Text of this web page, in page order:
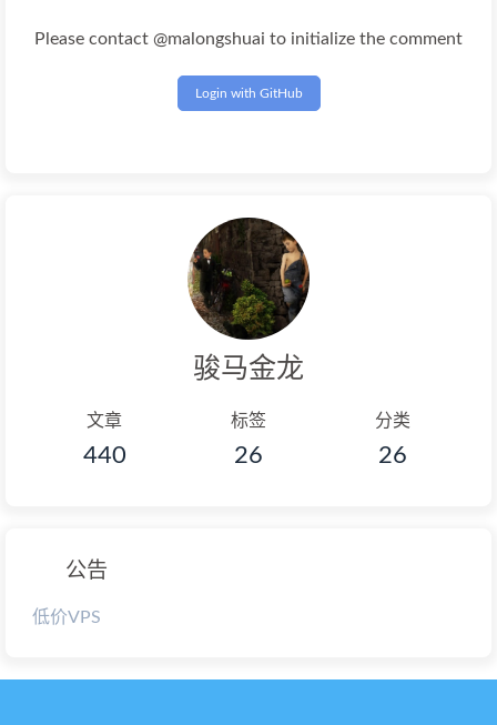
Please contact @malongshuai to initialize the comment
Login with GitHub
骏马金龙
文章
440
标签
26
分类
26
公告
低价VPS